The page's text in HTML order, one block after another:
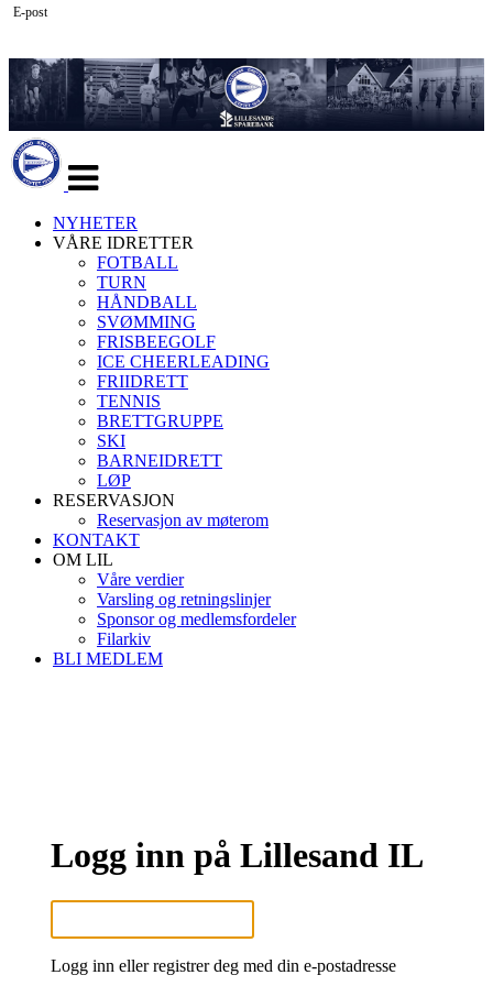
navigasjon
NYHETER
VÅRE IDRETTER
FOTBALL
TURN
HÅNDBALL
SVØMMING
FRISBEEGOLF
ICE CHEERLEADING
FRIIDRETT
TENNIS
BRETTGRUPPE
SKI
BARNEIDRETT
LØP
RESERVASJON
Reservasjon av møterom
KONTAKT
OM LIL
Våre verdier
Varsling og retningslinjer
Sponsor og medlemsfordeler
Filarkiv
BLI MEDLEM
Logg inn på Lillesand IL
E-post
Logg inn eller registrer deg med din e-postadresse